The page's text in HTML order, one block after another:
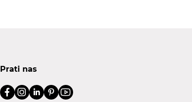
Prati nas